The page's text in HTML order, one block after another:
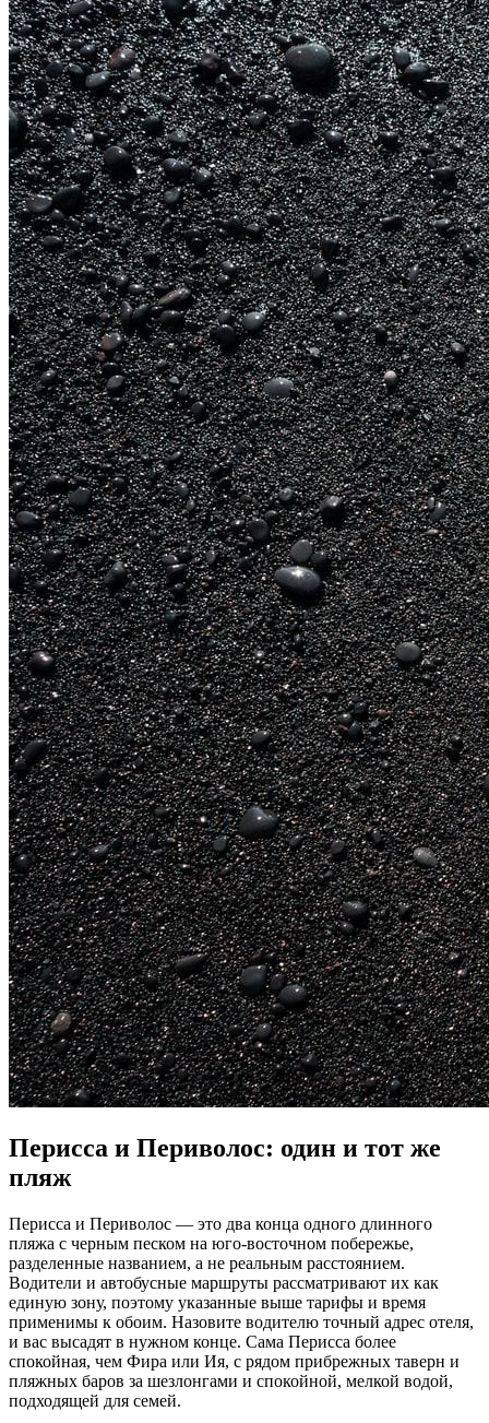
Перисса и Периволос: один и тот же
пляж
Перисса и Периволос — это два конца одного длинного
пляжа с черным песком на юго-восточном побережье,
разделенные названием, а не реальным расстоянием.
Водители и автобусные маршруты рассматривают их как
единую зону, поэтому указанные выше тарифы и время
применимы к обоим. Назовите водителю точный адрес отеля,
и вас высадят в нужном конце. Сама Перисса более
спокойная, чем Фира или Ия, с рядом прибрежных таверн и
пляжных баров за шезлонгами и спокойной, мелкой водой,
подходящей для семей.